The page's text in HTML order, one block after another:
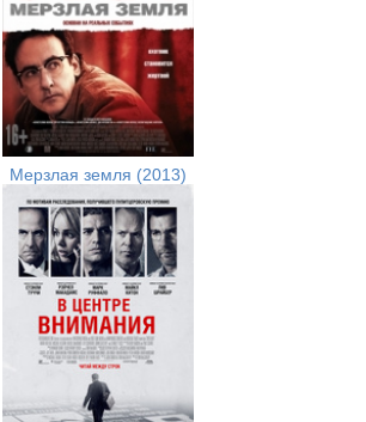
Мерзлая земля (2013)